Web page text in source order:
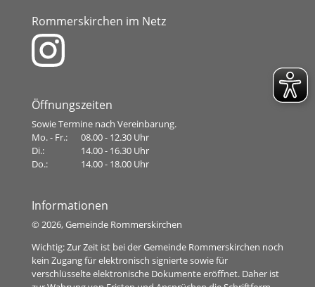
Rommerskirchen im Netz
Öffnungszeiten
Sowie Termine nach Vereinbarung.
Mo. - Fr.:
08.00 - 12.30 Uhr
Di.:
14.00 - 16.30 Uhr
Do.:
14.00 - 18.00 Uhr
Informationen
© 2026, Gemeinde Rommerskirchen
Wichtig: Zur Zeit ist bei der Gemeinde Rommerskirchen noch
kein Zugang für elektronisch signierte sowie für
verschlüsselte elektronische Dokumente eröffnet. Daher ist